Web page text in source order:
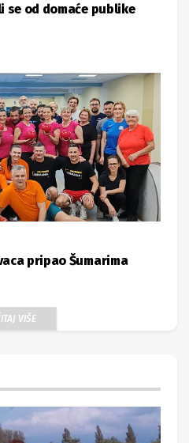
se od domaće publike
pripao Šumarima
VIŠE